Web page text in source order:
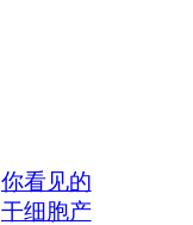
你看见的
干细胞产